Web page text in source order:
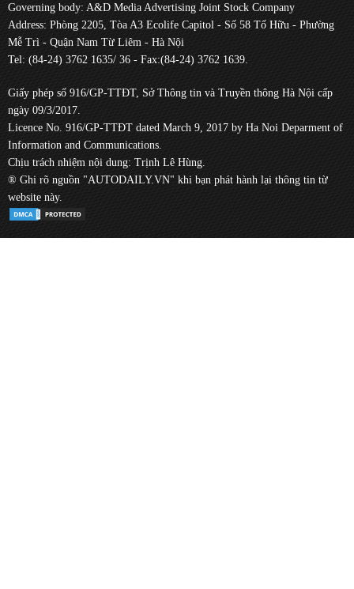
Governing body: A&D Media Advertising Joint Stock Company
Address: Phòng 2205, Tòa A3 Ecolife Capitol - Số 58 Tố Hữu - Phường
Mễ Trì - Quận Nam Từ Liêm - Hà Nội
Tel: (84-24) 3762 1635/ 36 - Fax:(84-24) 3762 1639.
Giấy phép số 916/GP-TTĐT, Sở Thông tin và Truyền thông Hà Nội cấp
ngày 09/3/2017.
Licence No. 916/GP-TTĐT dated March 9, 2017 by Ha Noi Deparment of
Information and Communications.
Chịu trách nhiệm nội dung: Trịnh Lê Hùng.
® Ghi rõ nguồn "AUTODAILY.VN" khi bạn phát hành lại thông tin từ
website này.